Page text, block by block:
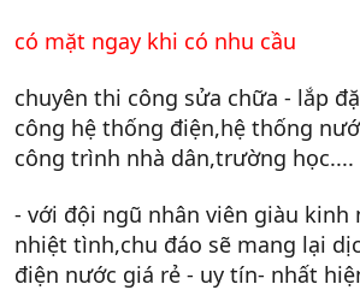
có mặt ngay khi có nhu cầu
chuyên thi công sửa chữa - lắp
công hệ thống điện,hệ thống
công trình nhà dân,trường học....
- với đội ngũ nhân viên giàu kinh
nhiệt tình,chu đáo sẽ mang lại
điện nước giá rẻ - uy tín- nhất